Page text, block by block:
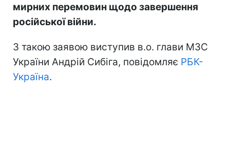
мирних перемовин щодо завершення
російської війни.
З такою заявою виступив в.о. глави МЗС
України Андрій Сибіга, повідомляє РБК-
Україна.